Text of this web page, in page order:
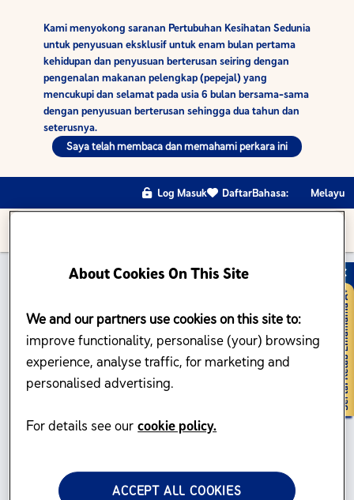
Kami menyokong saranan Pertubuhan Kesihatan Sedunia
untuk penyusuan eksklusif untuk enam bulan pertama
kehidupan dan penyusuan berterusan seiring dengan
pengenalan makanan pelengkap (pepejal) yang
mencukupi dan selamat pada usia 6 bulan bersama-sama
dengan penyusuan berterusan sehingga dua tahun dan
seterusnya.
Saya telah membaca dan memahami perkara ini
Log Masuk DaftarBahasa: Melayu
TODO
TODO
About Cookies On This Site
We and our partners use cookies on this site to:
improve functionality, personalise (your) browsing
experience, analyse traffic, for marketing and
personalised advertising.
For details see our cookie policy.
ACCEPT ALL COOKIES